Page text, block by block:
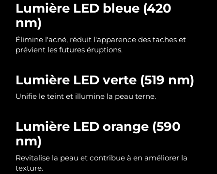
Lumière LED bleue (420
nm)
Élimine l'acné, réduit l'apparence des taches et
prévient les futures éruptions.
Lumière LED verte (519 nm)
Unifie le teint et illumine la peau terne.
Lumière LED orange (590
nm)
Revitalise la peau et contribue à en améliorer la
texture.
Portugal
Porto Rico
La Réunion
Russie Livraison estimée
Arabie saoudite Livraison estimée09/08/2026